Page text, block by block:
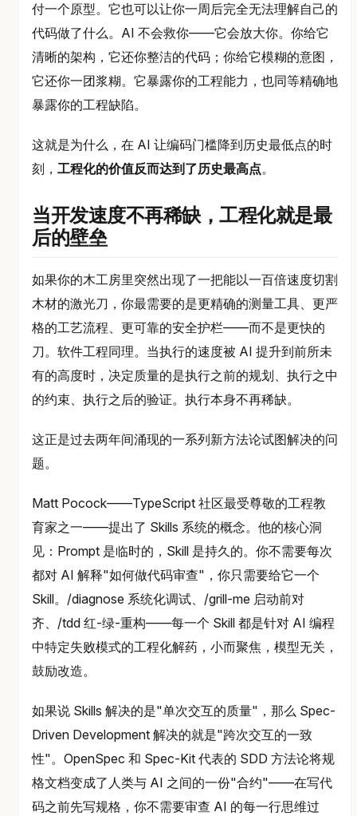
付一个原型。它也可以让你一周后完全无法理解自己的
代码做了什么。AI 不会救你——它会放大你。你给它
清晰的架构，它还你整洁的代码；你给它模糊的意图，
它还你一团浆糊。它暴露你的工程能力，也同等精确地
暴露你的工程缺陷。
这就是为什么，在 AI 让编码门槛降到历史最低点的时
刻， 工程化的价值反而达到了历史最高点。
当开发速度不再稀缺，工程化就是最
后的壁垒
如果你的木工房里突然出现了一把能以一百倍速度切割
木材的激光刀，你最需要的是更精确的测量工具、更严
格的工艺流程、更可靠的安全护栏——而不是更快的
刀。软件工程同理。当执行的速度被 AI 提升到前所未
有的高度时，决定质量的是执行之前的规划、执行之中
的约束、执行之后的验证。执行本身不再稀缺。
这正是过去两年间涌现的一系列新方法论试图解决的问
题。
Matt Pocock——TypeScript 社区最受尊敬的工程教
育家之一——提出了 Skills 系统的概念。他的核心洞
见：Prompt 是临时的，Skill 是持久的。你不需要每次
都对 AI 解释"如何做代码审查"，你只需要给它一个
Skill。/diagnose 系统化调试、/grill-me 启动前对
齐、/tdd 红-绿-重构——每一个 Skill 都是针对 AI 编程
中特定失败模式的工程化解药，小而聚焦，模型无关，
鼓励改造。
如果说 Skills 解决的是"单次交互的质量"，那么 Spec-
Driven Development 解决的就是"跨次交互的一致
性"。OpenSpec 和 Spec-Kit 代表的 SDD 方法论将规
格文档变成了人类与 AI 之间的一份"合约"——在写代
码之前先写规格，你不需要审查 AI 的每一行思维过